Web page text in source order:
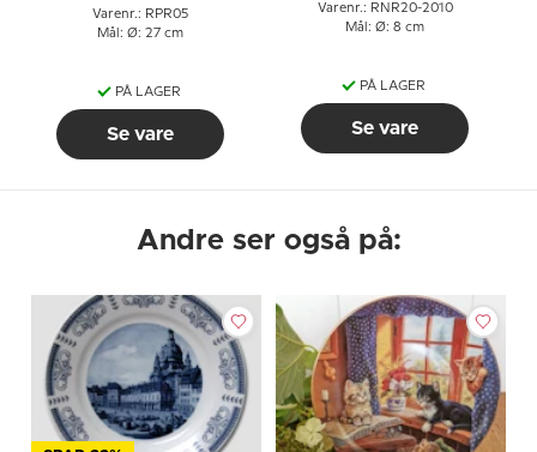
Varenr.: RPR05
Mål: Ø: 27 cm
PÅ LAGER
Se vare
Varenr.: RNR20-2010
Mål: Ø: 8 cm
PÅ LAGER
Se vare
Andre ser også på: